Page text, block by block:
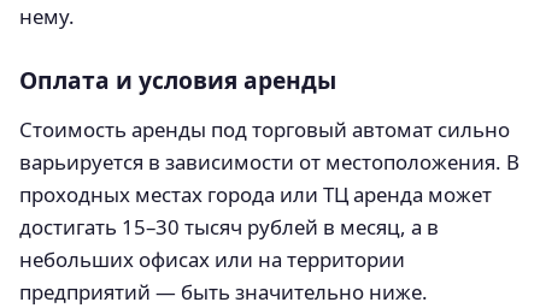
нему.
Оплата и условия аренды
Стоимость аренды под торговый автомат сильно
варьируется в зависимости от местоположения. В
проходных местах города или ТЦ аренда может
достигать 15–30 тысяч рублей в месяц, а в
небольших офисах или на территории
предприятий — быть значительно ниже.